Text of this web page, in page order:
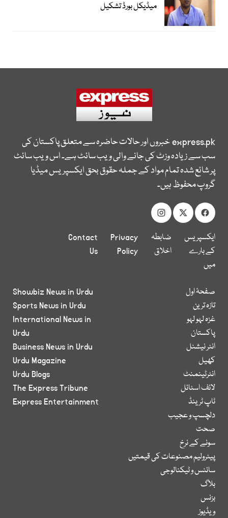
میڈیکل بورڈ تشکیل
express.pkخبروں اور حالات حاضرہ سے متعلق پاکستان کی
سب سے زیادہ وزٹ کی جانے والی ویب سائٹ ہے۔ اس ویب سائٹ
پر شائع شدہ تمام مواد کے جملہ حقوق بحق ایکسپریس میڈیا
گروپ محفوظ ہیں۔
ایکسپریس
کے بارے
میں
ضابطہ
اخلاق
Privacy
Policy
Contact
Us
صفحۂ اول
تازہ ترین
غزہ لہو لہو
پاکستان
انٹر نیشنل
کھیل
انٹرٹینمنٹ
لائف اسٹائل
ٹاپ ٹرینڈ
دلچسپ و عجیب
صحت
سونے کے نرخ
پیٹرولیم مصنوعات کی قیمتیں
سائنس و ٹیکنالوجی
بلاگ
بزنس
ویڈیوز
Showbiz News in Urdu
Sports News in Urdu
International News in
Urdu
Business News in Urdu
Urdu Magazine
Urdu Blogs
The Express Tribune
Express Entertainment